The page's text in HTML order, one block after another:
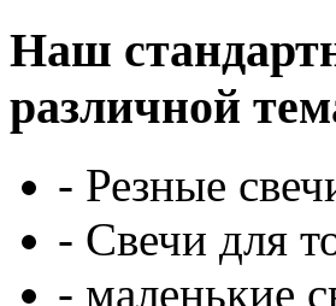
Наш
различной
- Резные
- Свечи для
- маленькие